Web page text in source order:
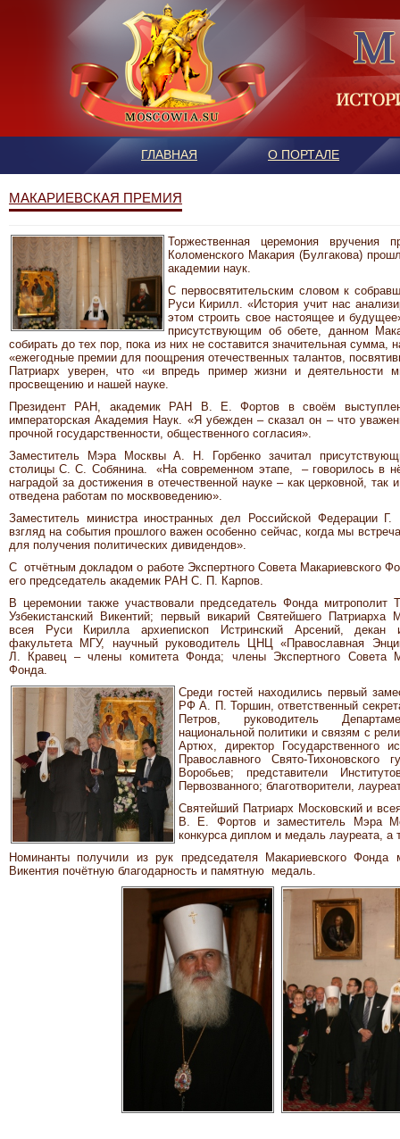
ГЛАВНАЯ О ПОРТАЛЕ
МАКАРИЕВСКАЯ ПРЕМИЯ
Торжественная церемония вручения
Коломенского Макария (Булгакова)
академии наук.
С первосвятительским словом к
Руси Кирилл. «История учит нас
этом строить свое настоящее и
присутствующим об обете, данном
собирать до тех пор, пока из них не составится значительная
«ежегодные премии для поощрения отечественных талантов,
Патриарх уверен, что «и впредь пример жизни и деятельности
просвещению и нашей науке.
Президент РАН, академик РАН В. Е. Фортов в своём
императорская Академия Наук. «Я убежден – сказал он – что
прочной государственности, общественного согласия».
Заместитель Мэра Москвы А. Н. Горбенко зачитал
столицы С. С. Собянина. «На современном этапе, – говорилось в
наградой за достижения в отечественной науке – как церковной,
отведена работам по москвоведению».
Заместитель министра иностранных дел Российской Федерации
взгляд на события прошлого важен особенно сейчас, когда мы
для получения политических дивидендов».
С отчётным докладом о работе Экспертного Совета Макариевского
его председатель академик РАН С. П. Карпов.
В церемонии также участвовали председатель Фонда митрополит
Узбекистанский Викентий; первый викарий Святейшего Патриарха
всея Руси Кирилла архиепископ Истринский Арсений, декан
факультета МГУ, научный руководитель ЦНЦ «Православная
Л. Кравец – члены комитета Фонда; члены Экспертного Совета
Фонда.
Среди гостей находились первый
РФ А. П. Торшин, ответственный
Петров, руководитель
национальной политики и связям с
Артюх, директор Государственного
Православного Свято-Тихоновского
Воробьев; представители
Первозванного; благотворители,
Святейший Патриарх Московский и
В. Е. Фортов и заместитель Мэра
конкурса диплом и медаль лауреата,
Номинанты получили из рук председателя Макариевского Фонда
Викентия почётную благодарность и памятную медаль.